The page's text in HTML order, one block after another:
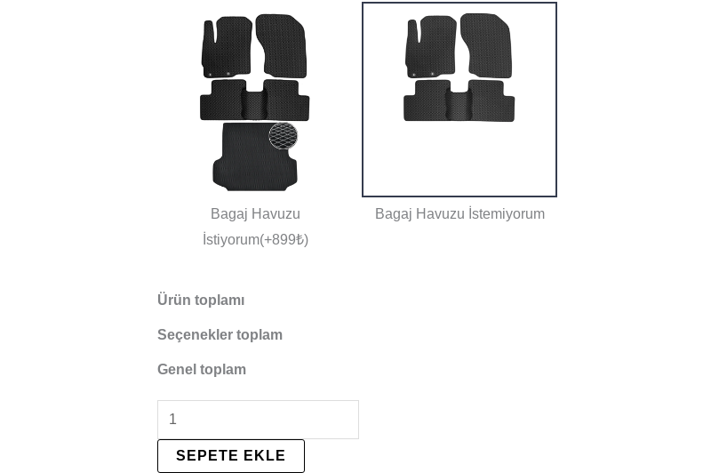
Bagaj Havuzu
İstiyorum(+899₺)
Bagaj Havuzu İstemiyorum
Ürün toplamı
Seçenekler toplam
Genel toplam
SEPETE EKLE